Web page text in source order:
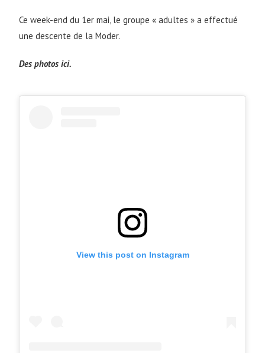
Ce week-end du 1er mai, le groupe « adultes » a effectué
une descente de la Moder.
Des photos ici.
View this post on Instagram